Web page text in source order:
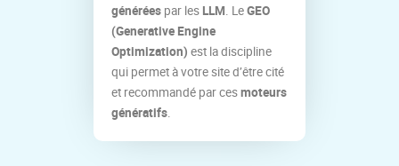
généréespar les LLM. LeGEO
(Generative Engine
Optimization) est la discipline
qui permet à votre site d’être cité
et recommandé par cesmoteurs
génératifs.